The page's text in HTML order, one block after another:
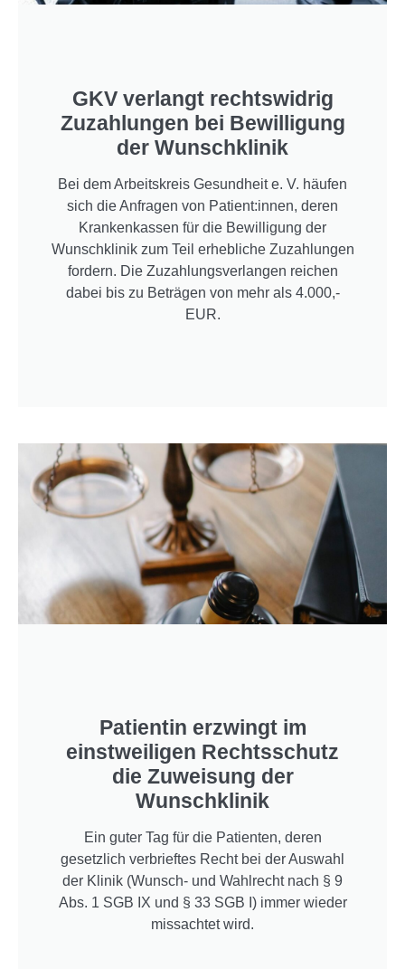
GKV verlangt rechtswidrig
Zuzahlungen bei Bewilligung
der Wunschklinik
Bei dem Arbeitskreis Gesundheit e. V. häufen
sich die Anfragen von Patient:innen, deren
Krankenkassen für die Bewilligung der
Wunschklinik zum Teil erhebliche Zuzahlungen
fordern. Die Zuzahlungsverlangen reichen
dabei bis zu Beträgen von mehr als 4.000,-
EUR.
Patientin erzwingt im
einstweiligen Rechtsschutz
die Zuweisung der
Wunschklinik
Ein guter Tag für die Patienten, deren
gesetzlich verbrieftes Recht bei der Auswahl
der Klinik (Wunsch- und Wahlrecht nach § 9
Abs. 1 SGB IX und § 33 SGB I) immer wieder
missachtet wird.